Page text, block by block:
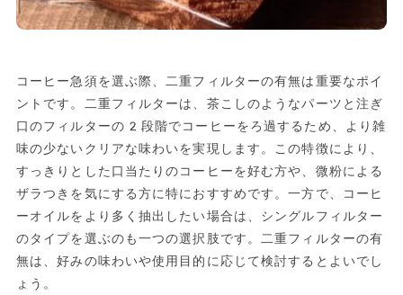
コーヒー急須を選ぶ際、二重フィルターの有無は重要なポイ
ントです。二重フィルターは、茶こしのようなパーツと注ぎ
口のフィルターの2段階でコーヒーをろ過するため、より雑
味の少ないクリアな味わいを実現します。この特徴により、
すっきりとした口当たりのコーヒーを好む方や、微粉による
ザラつきを気にする方に特におすすめです。一方で、コーヒ
ーオイルをより多く抽出したい場合は、シングルフィルター
のタイプを選ぶのも一つの選択肢です。二重フィルターの有
無は、好みの味わいや使用目的に応じて検討するとよいでし
ょう。